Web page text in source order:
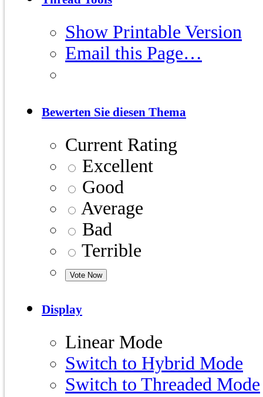
Show Printable Version
Email this Page…
Bewerten Sie diesen Thema
Current Rating
Excellent
Good
Average
Bad
Terrible
Display
Linear Mode
Switch to Hybrid Mode
Switch to Threaded Mode